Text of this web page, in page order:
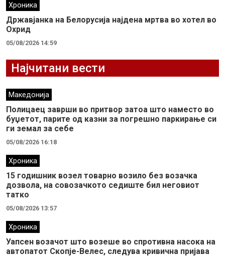
Хроника
Државјанка на Белорусија најдена мртва во хотел во
Охрид
05/08/2026 14:59
Најчитани вести
Македонија
Полицаец заврши во притвор затоа што наместо во
буџетот, парите од казни за погрешно паркирање си
ги земал за себе
05/08/2026 16:18
Хроника
15 годишник возел товарно возило без возачка
дозвола, на совозачкото седиште бил неговиот
татко
05/08/2026 13:57
Хроника
Уапсен возачот што возеше во спротивна насока на
автопатот Скопје-Велес, следува кривична пријава